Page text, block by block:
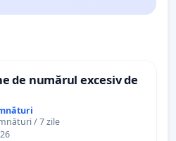
de numărul excesiv de
/ 7 zile